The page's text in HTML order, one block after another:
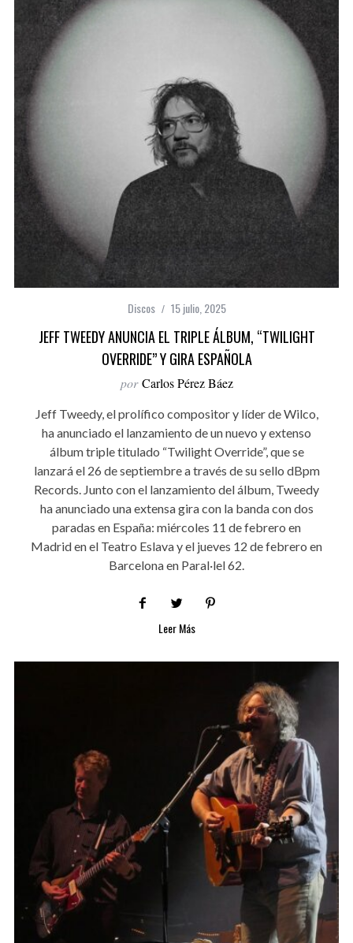
Discos 15 julio, 2025
JEFF TWEEDY ANUNCIA EL TRIPLE ÁLBUM, “TWILIGHT
OVERRIDE” Y GIRA ESPAÑOLA
por Carlos Pérez Báez
Jeff Tweedy, el prolífico compositor y líder de Wilco,
ha anunciado el lanzamiento de un nuevo y extenso
álbum triple titulado “Twilight Override”, que se
lanzará el 26 de septiembre a través de su sello dBpm
Records. Junto con el lanzamiento del álbum, Tweedy
ha anunciado una extensa gira con la banda con dos
paradas en España: miércoles 11 de febrero en
Madrid en el Teatro Eslava y el jueves 12 de febrero en
Barcelona en Paral·lel 62.
Leer Más